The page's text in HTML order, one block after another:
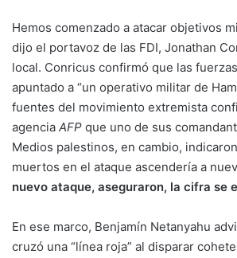
Hemos comenzado a atacar objetivos
dijo el portavoz de las FDI, Jonathan
local. Conricus confirmó que las
apuntado a “un operativo militar de
fuentes del movimiento extremista
agencia AFP que uno de sus
Medios palestinos, en cambio,
muertos en el ataque ascendería a
nuevo ataque, aseguraron, la cifra se
En ese marco, Benjamín Netanyahu
cruzó una “línea roja” al disparar